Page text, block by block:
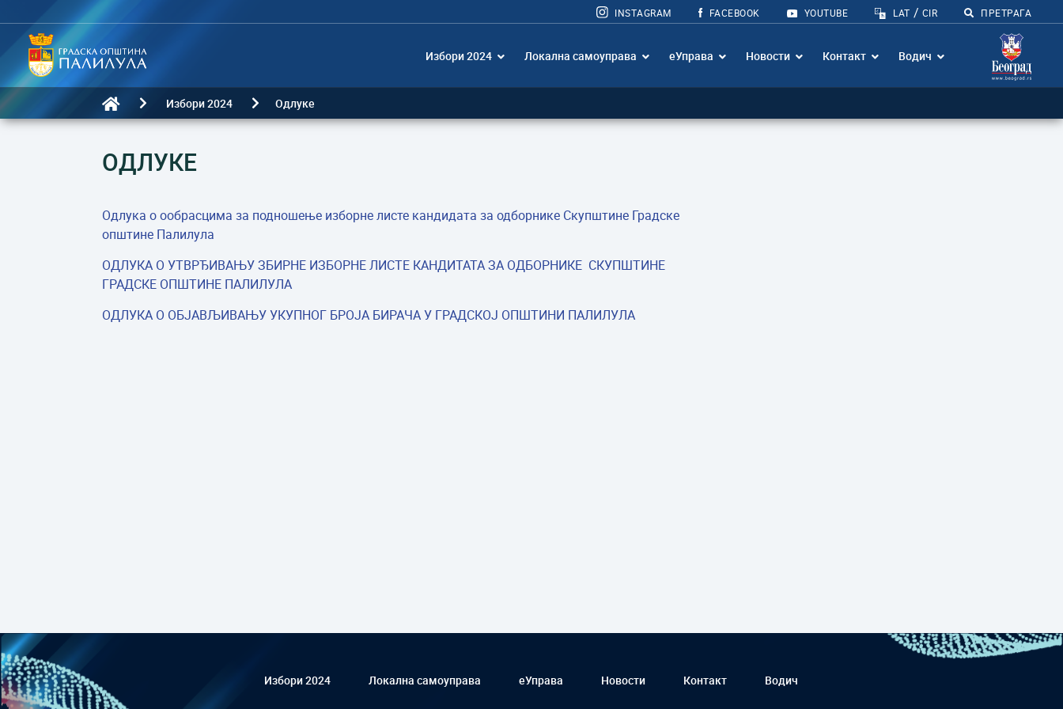
INSTAGRAM FACEBOOK YOUTUBE LAT / CIR ПРЕТРАГА
Избори 2024 Локална самоуправа еУправа Новости Контакт Водич
Избори 2024 Одлуке
ОДЛУКЕ
Одлука о ообрасцима за подношење изборне листе кандидата за одборнике Скупштине Градске
општине Палилула
ОДЛУКА О УТВРЂИВАЊУ ЗБИРНЕ ИЗБОРНЕ ЛИСТЕ КАНДИТАТА ЗА ОДБОРНИКЕ СКУПШТИНЕ
ГРАДСКЕ ОПШТИНЕ ПАЛИЛУЛА
ОДЛУКА О ОБЈАВЉИВАЊУ УКУПНОГ БРОЈА БИРАЧА У ГРАДСКОЈ ОПШТИНИ ПАЛИЛУЛА
Избори 2024 Локална самоуправа еУправа Новости Контакт Водич